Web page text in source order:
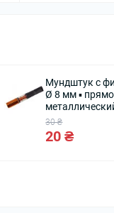
Мундштук с фильтром
Ø 8 мм ▪ прямой
металлический